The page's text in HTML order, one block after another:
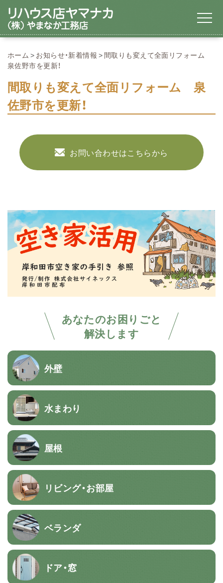
あなたのお困りごと
解決します
外壁
水まわり
屋根
リビング・お部屋
ベランダ
ドア・窓
ホーム お知らせ・新着情報
間取りも変えて全面リフォーム
泉佐野市を更新！
間取りも変えて全面リフォーム 泉
佐野市を更新！
お問い合わせはこちらから